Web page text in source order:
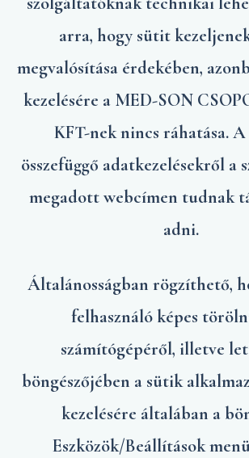
arra, hogy sütit
megvalósítása érdekében,
kezelésére a MED-SON
KFT-nek nincs ráhatása.
összefüggő adatkezelésekről a
megadott webcímen tudnak
adni.
Általánosságban rögzíthető,
felhasználó képes
számítógépéről, illetve
böngészőjében a sütik
kezelésére általában a
Eszközök/Beállítások